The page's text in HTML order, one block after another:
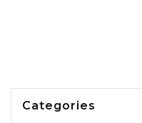
Categories